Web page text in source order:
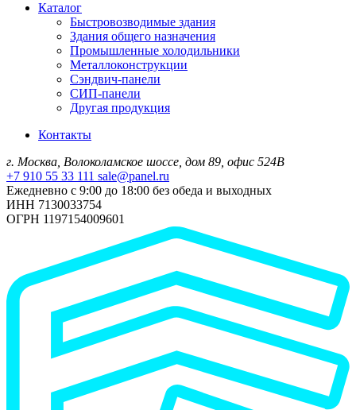
Каталог
Быстровозводимые здания
Здания общего назначения
Промышленные холодильники
Металлоконструкции
Сэндвич-панели
СИП-панели
Другая продукция
Контакты
г. Москва, Волоколамское шоссе, дом 89, офис 524В
+7 910 55 33 111 sale@panel.ru
Ежедневно с 9:00 до 18:00 без обеда и выходных
ИНН 7130033754
ОГРН 1197154009601